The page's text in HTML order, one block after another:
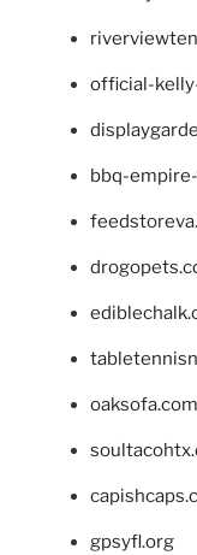
official-
bbq-
oaksofa.com
gpsyfl.org